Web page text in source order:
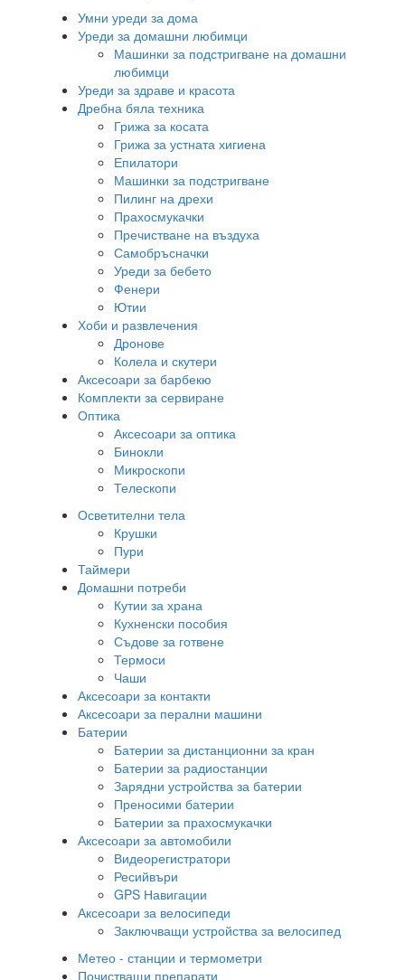
Умни уреди за дома
Уреди за домашни любимци
Машинки за подстригване на домашни
любимци
Уреди за здраве и красота
Дребна бяла техника
Грижа за косата
Грижа за устната хигиена
Епилатори
Машинки за подстригване
Пилинг на дрехи
Прахосмукачки
Пречистване на въздуха
Самобръсначки
Уреди за бебето
Фенери
Ютии
Хоби и развлечения
Дронове
Колела и скутери
Аксесоари за барбекю
Комплекти за сервиране
Оптика
Аксесоари за оптика
Бинокли
Микроскопи
Телескопи
Осветителни тела
Крушки
Пури
Таймери
Домашни потреби
Кутии за храна
Кухненски пособия
Съдове за готвене
Термоси
Чаши
Аксесоари за контакти
Аксесоари за перални машини
Батерии
Батерии за дистанционни за кран
Батерии за радиостанции
Зарядни устройства за батерии
Преносими батерии
Батерии за прахосмукачки
Аксесоари за автомобили
Видеорегистратори
Ресийвъри
GPS Навигации
Аксесоари за велосипеди
Заключващи устройства за велосипед
Метео - станции и термометри
Почистващи препарати